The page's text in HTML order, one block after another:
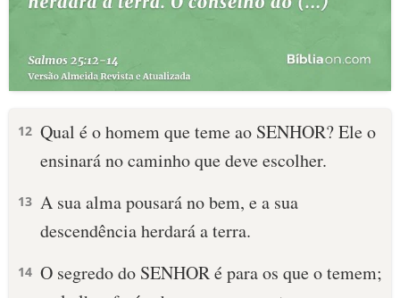
12 Qual é o homem que teme ao SENHOR? Ele o
ensinará no caminho que deve escolher.
13 A sua alma pousará no bem, e a sua
descendência herdará a terra.
14 O segredo do SENHOR é para os que o temem;